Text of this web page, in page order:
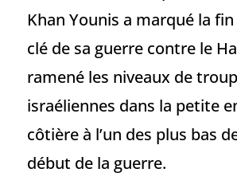
Khan Younis a marqué la fin
clé de sa guerre contre le
ramené les niveaux de
israéliennes dans la petite
côtière à l’un des plus bas
début de la guerre.